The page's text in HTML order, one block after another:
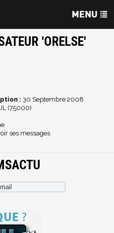
'ORELSE'
: 30 Septembre 2008
(75000)
ses messages